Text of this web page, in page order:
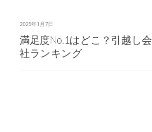
2025年1月7日
満足度No.1はどこ？引越し会
社ランキング